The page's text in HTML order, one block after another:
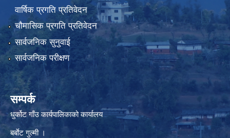
वार्षिक प्रगति प्रतिवेदन
चौमासिक प्रगति प्रतिवेदन
सार्वजनिक सुनुवाई
सार्वजनिक परीक्षण
सम्पर्क
धुर्कोट गाँउ कार्यपालिकाको कार्यालय
बर्बाेट गुल्मी ।